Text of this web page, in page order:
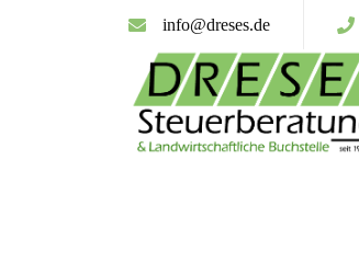
info@dreses.de